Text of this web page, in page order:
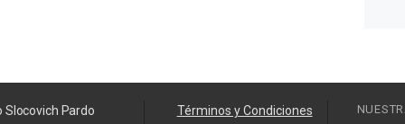
Slocovich Pardo Términos y Condiciones